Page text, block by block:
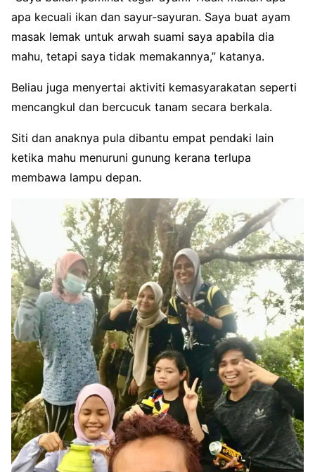
apa kecuali ikan dan sayur-sayuran. Saya buat ayam
masak lemak untuk arwah suami saya apabila dia
mahu, tetapi saya tidak memakannya,” katanya.
Beliau juga menyertai aktiviti kemasyarakatan seperti
mencangkul dan bercucuk tanam secara berkala.
Siti dan anaknya pula dibantu empat pendaki lain
ketika mahu menuruni gunung kerana terlupa
membawa lampu depan.